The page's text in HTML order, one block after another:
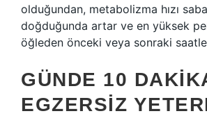
olduğundan, metabolizma hızı
doğduğunda artar ve en yüksek
öğleden önceki veya sonraki
GÜNDE 10
EGZERSIZ